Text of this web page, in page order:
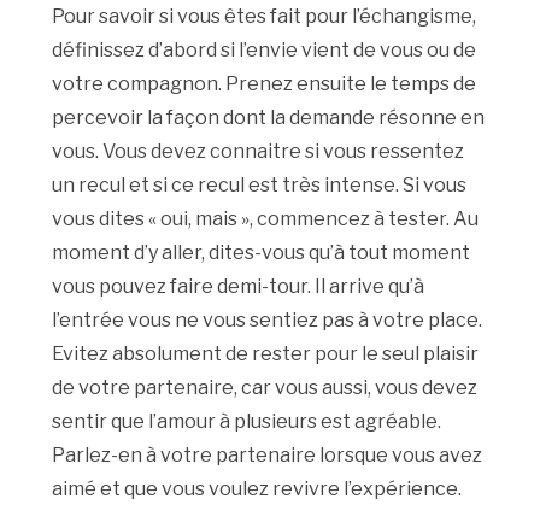
Pour savoir si vous êtes fait pour l’échangisme,
définissez d’abord si l’envie vient de vous ou de
votre compagnon. Prenez ensuite le temps de
percevoir la façon dont la demande résonne en
vous. Vous devez connaitre si vous ressentez
un recul et si ce recul est très intense. Si vous
vous dites « oui, mais », commencez à tester. Au
moment d’y aller, dites-vous qu’à tout moment
vous pouvez faire demi-tour. Il arrive qu’à
l’entrée vous ne vous sentiez pas à votre place.
Evitez absolument de rester pour le seul plaisir
de votre partenaire, car vous aussi, vous devez
sentir que l’amour à plusieurs est agréable.
Parlez-en à votre partenaire lorsque vous avez
aimé et que vous voulez revivre l’expérience.